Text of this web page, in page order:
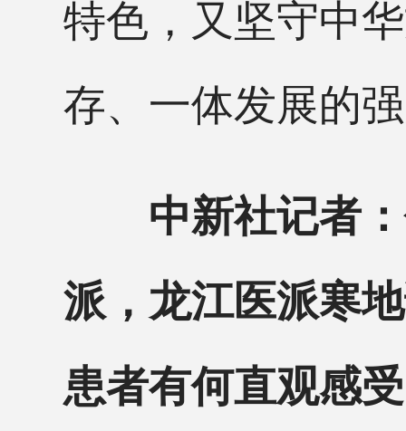
特色，又坚守中
存、一体发展的
中新社记者
派，龙江医派寒
患者有何直观感